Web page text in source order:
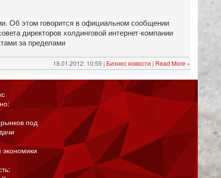
Об этом говорится в официальном сообщении
директоров холдинговой интернет-компании
за пределами
18.01.2012: 10:59 | Бизнес новости | Read More »
под
экономики